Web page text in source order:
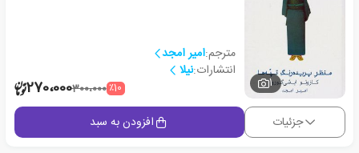
1
مترجم:امیر امجد
انتشارات:نیلا
٪10300،000270،000
جزئیات افزودن به سبد